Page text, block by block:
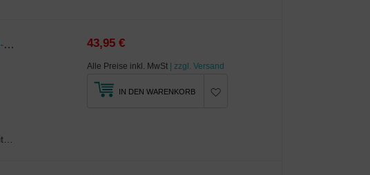
Dorn/Bader Physik SI - Ausgabe 2016 Für Rheinland-Pfalz 43,95 €
Alle Preise inkl. MwSt | zzgl. Versand
IN DEN WARENKORB